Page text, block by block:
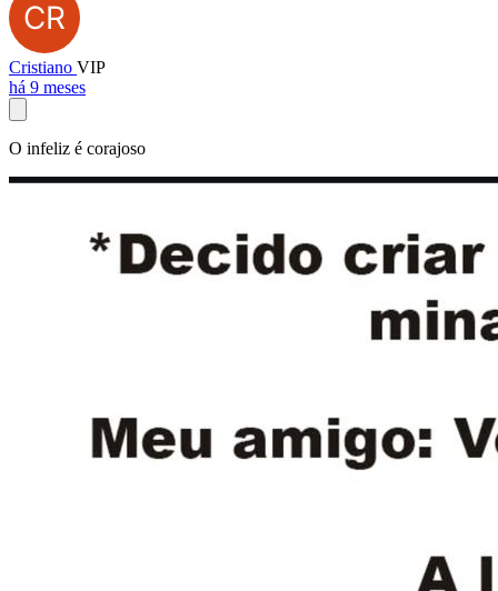
Cristiano VIP
há 9 meses
O infeliz é corajoso